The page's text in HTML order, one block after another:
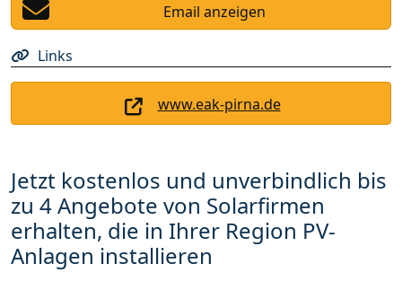
Email anzeigen
Links
www.eak-pirna.de
Jetzt kostenlos und unverbindlich bis
zu 4 Angebote von Solarfirmen
erhalten, die in Ihrer Region PV-
Anlagen installieren